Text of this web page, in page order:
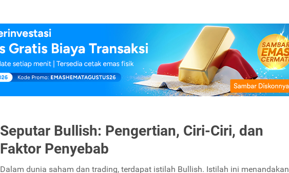
Seputar Bullish: Pengertian, Ciri-Ciri, dan
Faktor Penyebab
Dalam dunia saham dan trading, terdapat istilah Bullish. Istilah ini menandakan